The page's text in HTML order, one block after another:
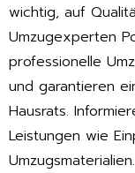
wichtig, auf
Umzugexperten
professionelle
und garantieren
Hausrats.
Leistungen wie